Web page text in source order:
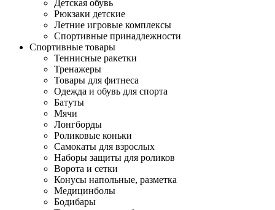
Детская обувь
Рюкзаки детские
Летние игровые комплексы
Спортивные принадлежности
Спортивные товары
Теннисные ракетки
Тренажеры
Товары для фитнеса
Одежда и обувь для спорта
Батуты
Мячи
Лонгборды
Роликовые коньки
Самокаты для взрослых
Наборы защиты для роликов
Ворота и сетки
Конусы напольные, разметка
Медицинболы
Бодибары